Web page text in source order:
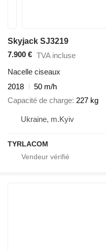
Skyjack SJ3219
7.900 € TVA incluse
Nacelle ciseaux
2018
50 m/h
Capacité de charge 227 kg
Ukraine, m.Kyiv
TYRLACOM